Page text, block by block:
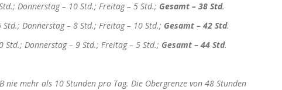
Donnerstag – 10 Std.; Freitag – 5 Std.; Gesamt – 38 Std.
Donnerstag – 8 Std.; Freitag – 10 Std.; Gesamt – 42 Std.
Donnerstag – 9 Std.; Freitag – 5 Std.; Gesamt – 44 Std.
mehr als 10 Stunden pro Tag. Die Obergrenze von 48 Stunden